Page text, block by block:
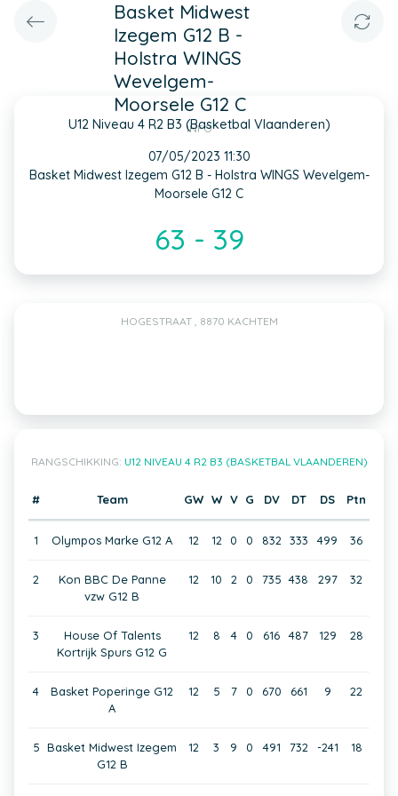
Basket Midwest
Izegem G12 B -
Holstra WINGS
Wevelgem-
Moorsele G12 C
U12 Niveau 4 R2 B3 (Basketbal Vlaanderen)
INFO
07/05/2023 11:30
Basket Midwest Izegem G12 B - Holstra WINGS Wevelgem-
Moorsele G12 C
63 - 39
HOGESTRAAT , 8870 KACHTEM
RANGSCHIKKING: U12 NIVEAU 4 R2 B3 (BASKETBAL VLAANDEREN)
# Team GW W V G DV DT DS Ptn
1 Olympos Marke G12 A 12 12 0 0 832 333 499 36
2
Kon BBC De Panne
vzw G12 B
12 10 2 0 735 438 297 32
3
House Of Talents
Kortrijk Spurs G12 G
12 8 4 0 616 487 129 28
4
Basket Poperinge G12
A
12 5 7 0 670 661 9 22
5 Basket Midwest Izegem
G12 B
12 3 9 0 491 732 -241 18